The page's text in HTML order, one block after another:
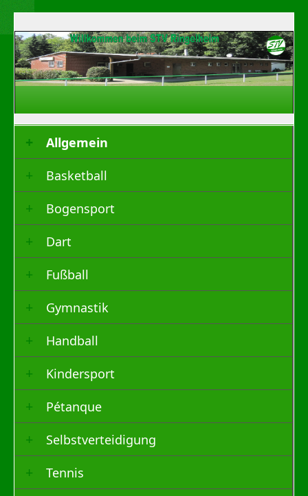
Allgemein
Basketball
Bogensport
Dart
Fußball
Gymnastik
Handball
Kindersport
Pétanque
Selbstverteidigung
Tennis